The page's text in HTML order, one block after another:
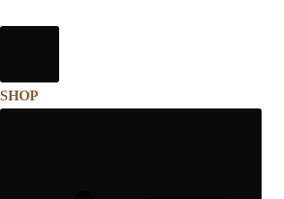
SHOP